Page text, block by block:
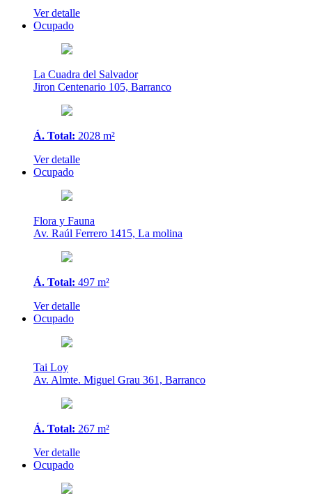
Ver detalle
Ocupado
La Cuadra del Salvador
Jiron Centenario 105, Barranco
Á. Total: 2028 m²
Ver detalle
Ocupado
Flora y Fauna
Av. Raúl Ferrero 1415, La molina
Á. Total: 497 m²
Ver detalle
Ocupado
Tai Loy
Av. Almte. Miguel Grau 361, Barranco
Á. Total: 267 m²
Ver detalle
Ocupado